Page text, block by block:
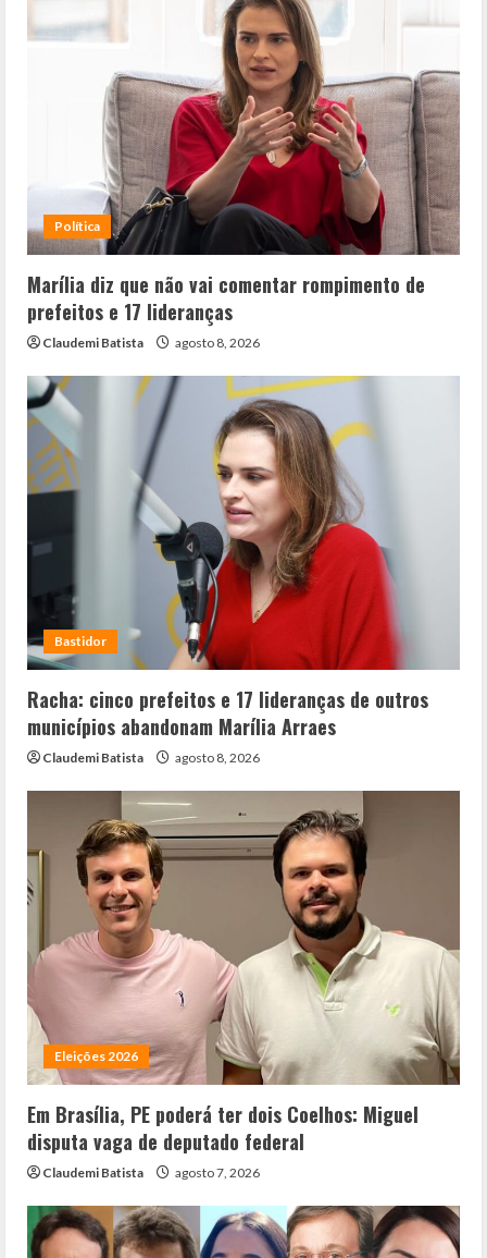
Política
Marília diz que não vai comentar rompimento de
prefeitos e 17 lideranças
Claudemi Batista agosto 8, 2026
Bastidor
Racha: cinco prefeitos e 17 lideranças de outros
municípios abandonam Marília Arraes
Claudemi Batista agosto 8, 2026
Eleições 2026
Em Brasília, PE poderá ter dois Coelhos: Miguel
disputa vaga de deputado federal
Claudemi Batista agosto 7, 2026